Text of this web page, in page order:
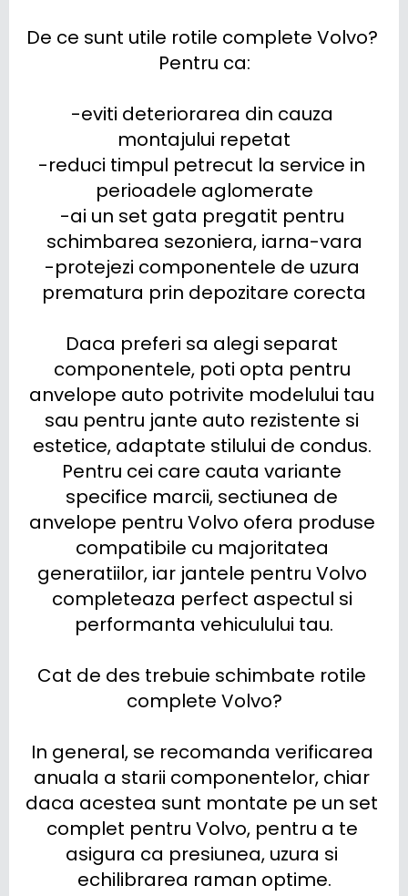
De ce sunt utile rotile complete Volvo?
Pentru ca:
-eviti deteriorarea din cauza
montajului repetat
-reduci timpul petrecut la service in
perioadele aglomerate
-ai un set gata pregatit pentru
schimbarea sezoniera, iarna-vara
-protejezi componentele de uzura
prematura prin depozitare corecta
Daca preferi sa alegi separat
componentele, poti opta pentru
anvelope auto potrivite modelului tau
sau pentru jante auto rezistente si
estetice, adaptate stilului de condus.
Pentru cei care cauta variante
specifice marcii, sectiunea de
anvelope pentru Volvo ofera produse
compatibile cu majoritatea
generatiilor, iar jantele pentru Volvo
completeaza perfect aspectul si
performanta vehiculului tau.
Cat de des trebuie schimbate rotile
complete Volvo?
In general, se recomanda verificarea
anuala a starii componentelor, chiar
daca acestea sunt montate pe un set
complet pentru Volvo, pentru a te
asigura ca presiunea, uzura si
echilibrarea raman optime.